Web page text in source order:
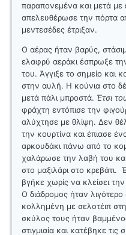
παραπονεμένα και μετά με
απελευθέρωσε την πόρτα
μεντεσέδες έτριξαν.
Ο αέρας ήταν βαρύς,
ελαφρύ αεράκι έσπρωξε
του. Άγγιξε το σημείο και
στην αυλή. Η κούνια στο
μετά πάλι μπροστά. Έτσι
φράχτη εντόπισε την
αλύχτησε με θλίψη. Δεν
την κουρτίνα και έπιασε
αρκουδάκι πάνω από το
χαλάρωσε την λαβή του
στο μαξιλάρι στο κρεβάτι.
βγήκε χωρίς να κλείσει
Ο διάδρομος ήταν
κολλημένη με σελοτέιπ
σκύλος τους ήταν
στιγμιαία και κατέβηκε